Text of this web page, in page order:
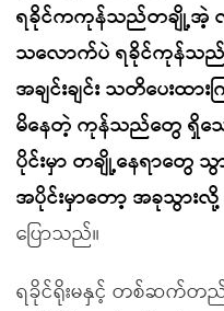
ရခိုင်ကကုန်သည်တချို့အဲ့ လ
သလောက်ပဲ ရခိုင်ကုန်သည်
အချင်းချင်း သတိပေး
မိနေတဲ့ ကုန်သည်တွေ ရှိသ
ပိုင်းမှာ တချို့နေရာတွေ
အပိုင်းမှာတော့ အခုသွားလို့
ပြောသည်။
ရခိုင်ရိုးမနှင့် တစ်ဆက်တ